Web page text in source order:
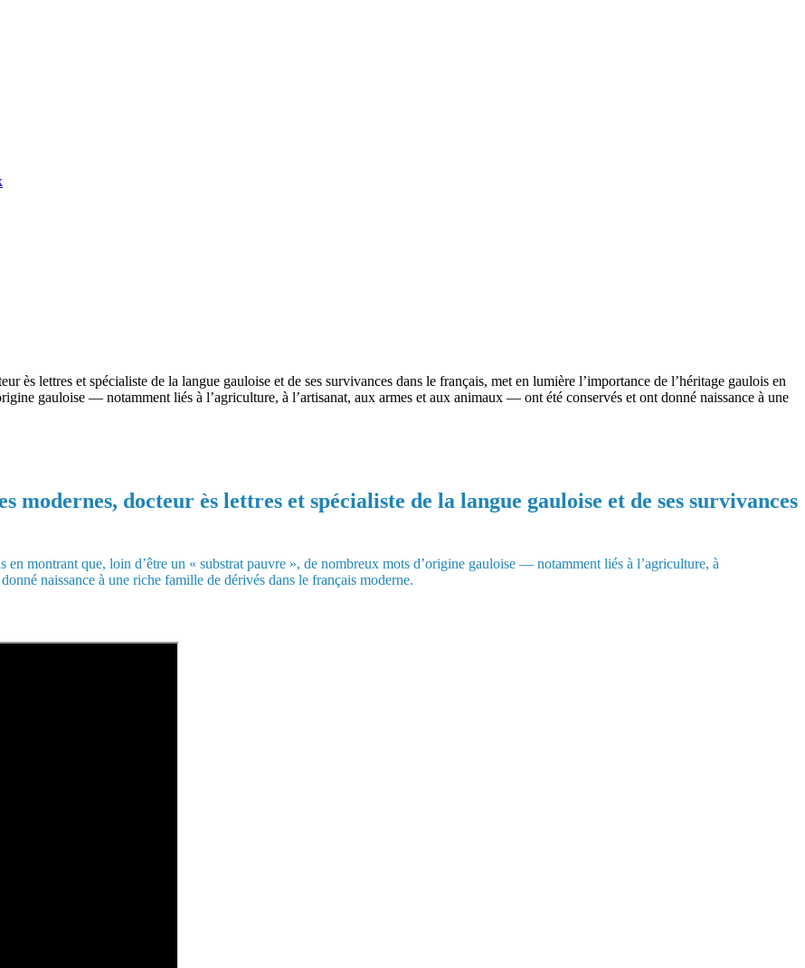
ès lettres et spécialiste de la langue gauloise et de ses survivances dans le français, met en lumière l’importance de l’héritage gaulois en
gauloise — notamment liés à l’agriculture, à l’artisanat, aux armes et aux animaux — ont été conservés et ont donné naissance à une
modernes, docteur ès lettres et spécialiste de la langue gauloise et de ses survivances
en montrant que, loin d’être un « substrat pauvre », de nombreux mots d’origine gauloise — notamment liés à l’agriculture, à
naissance à une riche famille de dérivés dans le français moderne.